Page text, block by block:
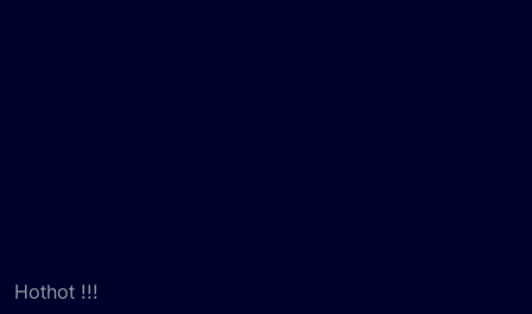
Hothot !!!